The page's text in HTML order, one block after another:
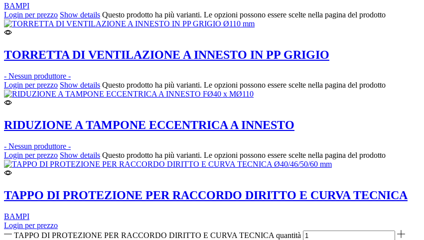
BAMPI
Login per prezzo Show details Questo prodotto ha più varianti. Le opzioni possono essere scelte nella pagina del prodotto
TORRETTA DI VENTILAZIONE A INNESTO IN PP GRIGIO
- Nessun produttore -
Login per prezzo Show details Questo prodotto ha più varianti. Le opzioni possono essere scelte nella pagina del prodotto
RIDUZIONE A TAMPONE ECCENTRICA A INNESTO
- Nessun produttore -
Login per prezzo Show details Questo prodotto ha più varianti. Le opzioni possono essere scelte nella pagina del prodotto
TAPPO DI PROTEZIONE PER RACCORDO DIRITTO E CURVA TECNICA
BAMPI
Login per prezzo
TAPPO DI PROTEZIONE PER RACCORDO DIRITTO E CURVA TECNICA quantità